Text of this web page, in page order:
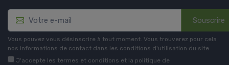
Souscrire
Vous pouvez vous désinscrire à tout moment. Vous trouverez pour cela
nos informations de contact dans les conditions d'utilisation du site.
J'accepte les termes et conditions et la politique de